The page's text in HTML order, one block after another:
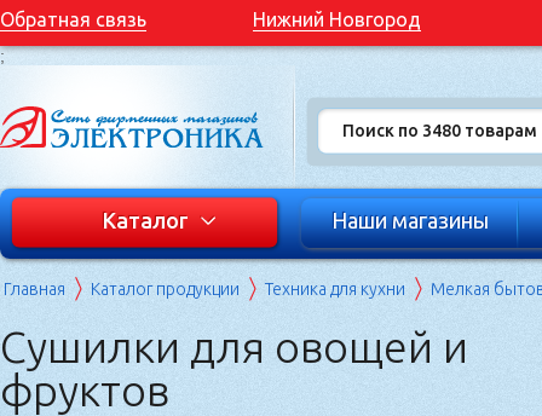
Обратная связь Нижний Новгород
;
Каталог Наши магазины
Главная Каталог продукции Техника для кухни Мелкая
Сушилки для овощей и
фруктов